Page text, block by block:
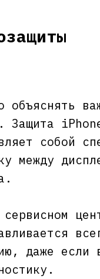
объяснять
Защита
собой
между
даже если